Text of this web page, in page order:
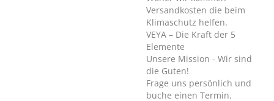
Versandkosten die beim
Klimaschutz helfen.
VEYA – Die Kraft der 5
Elemente
Unsere Mission - Wir sind
die Guten!
Frage uns persönlich und
buche einen Termin.